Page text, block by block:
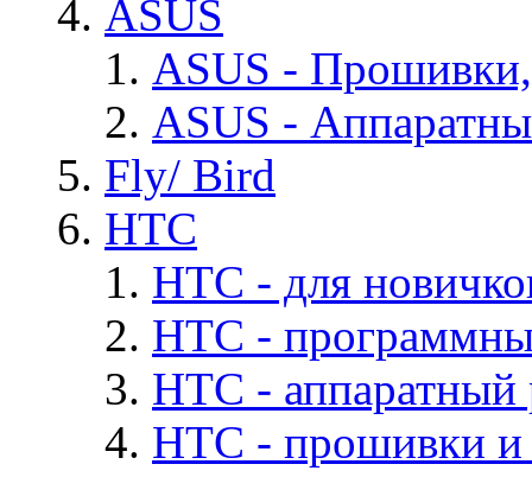
ASUS
ASUS -
ASUS -
Fly/ Bird
HTC
HTC - для
HTC -
HTC - аппаратный
HTC - прошивки